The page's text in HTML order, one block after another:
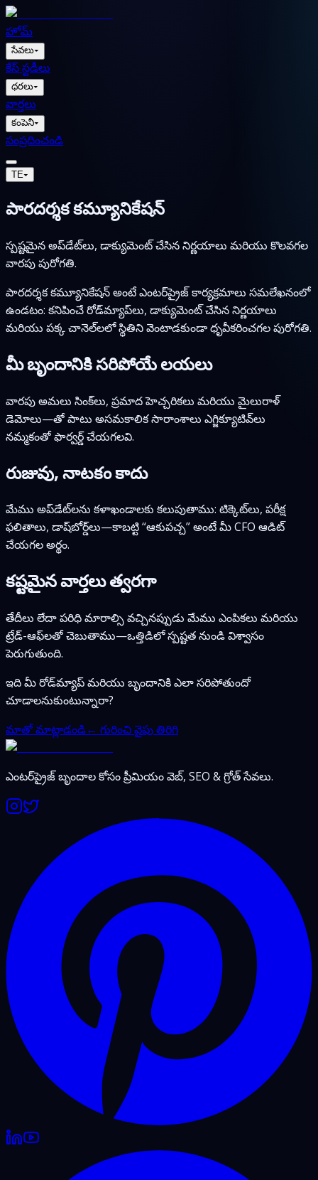
హోమ్
సేవలు▾
కేస్ స్టడీలు
ధరలు▾
వార్తలు
కంపెనీ▾
సంప్రదించండి
TE▾
పారదర్శక కమ్యూనికేషన్
స్పష్టమైన అప్‌డేట్‌లు, డాక్యుమెంట్ చేసిన నిర్ణయాలు మరియు కొలవగల
వారపు పురోగతి.
పారదర్శక కమ్యూనికేషన్ అంటే ఎంటర్‌ప్రైజ్ కార్యక్రమాలు సమలేఖనంలో
ఉండటం: కనిపించే రోడ్‌మ్యాప్‌లు, డాక్యుమెంట్ చేసిన నిర్ణయాలు
మరియు పక్క చానెల్‌లలో స్థితిని వెంటాడకుండా ధృవీకరించగల పురోగతి.
మీ బృందానికి సరిపోయే లయలు
వారపు అమలు సింక్‌లు, ప్రమాద హెచ్చరికలు మరియు మైలురాళ్
డెమోలు—తో పాటు అసమకాలిక సారాంశాలు ఎగ్జిక్యూటివ్‌లు
నమ్మకంతో ఫార్వర్డ్ చేయగలవి.
రుజువు, నాటకం కాదు
మేము అప్‌డేట్‌లను కళాఖండాలకు కలుపుతాము: టిక్కెట్‌లు, పరీక్ష
ఫలితాలు, డాష్‌బోర్డ్‌లు—కాబట్టి “ఆకుపచ్చ” అంటే మీ CFO ఆడిట్
చేయగల అర్థం.
కష్టమైన వార్తలు త్వరగా
తేదీలు లేదా పరిధి మారాల్సి వచ్చినప్పుడు మేము ఎంపికలు మరియు
ట్రేడ్-ఆఫ్‌లతో చెబుతాము—ఒత్తిడిలో స్పష్టత నుండి విశ్వాసం
పెరుగుతుంది.
ఇది మీ రోడ్‌మ్యాప్ మరియు బృందానికి ఎలా సరిపోతుందో
చూడాలనుకుంటున్నారా?
మాతో మాట్లాడండి← గురించి వైపు తిరిగి
ఎంటర్‌ప్రైజ్ బృందాల కోసం ప్రీమియం వెబ్, SEO & గ్రోత్ సేవలు.